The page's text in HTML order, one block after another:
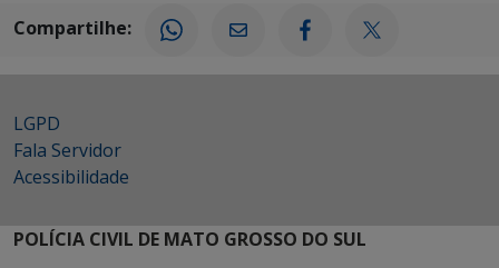
Compartilhe:
LGPD
Fala Servidor
Acessibilidade
POLÍCIA CIVIL DE MATO GROSSO DO SUL